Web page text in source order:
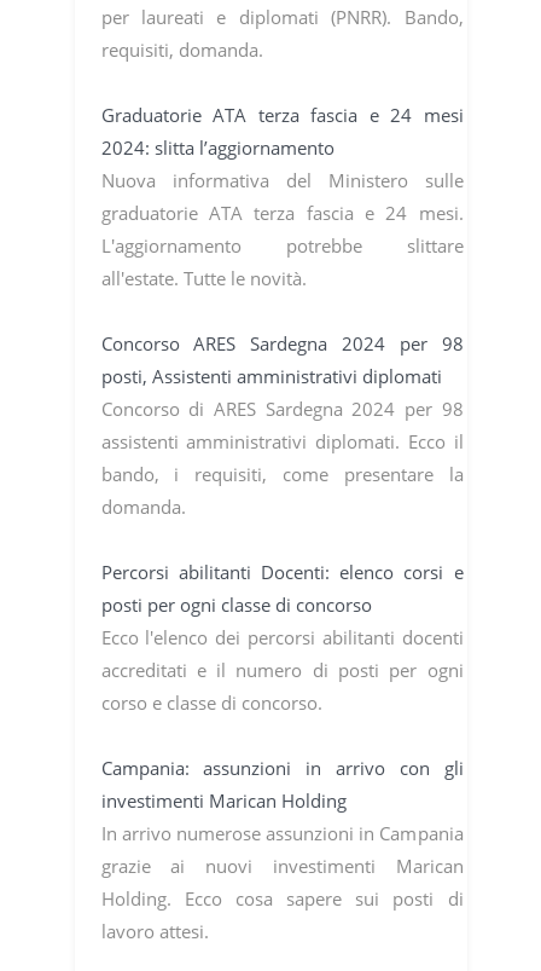
per laureati e diplomati (PNRR). Bando,
requisiti, domanda.
Graduatorie ATA terza fascia e 24 mesi
2024: slitta l’aggiornamento
Nuova informativa del Ministero sulle
graduatorie ATA terza fascia e 24 mesi.
L'aggiornamento potrebbe slittare
all'estate. Tutte le novità.
Concorso ARES Sardegna 2024 per 98
posti, Assistenti amministrativi diplomati
Concorso di ARES Sardegna 2024 per 98
assistenti amministrativi diplomati. Ecco il
bando, i requisiti, come presentare la
domanda.
Percorsi abilitanti Docenti: elenco corsi e
posti per ogni classe di concorso
Ecco l'elenco dei percorsi abilitanti docenti
accreditati e il numero di posti per ogni
corso e classe di concorso.
Campania: assunzioni in arrivo con gli
investimenti Marican Holding
In arrivo numerose assunzioni in Campania
grazie ai nuovi investimenti Marican
Holding. Ecco cosa sapere sui posti di
lavoro attesi.